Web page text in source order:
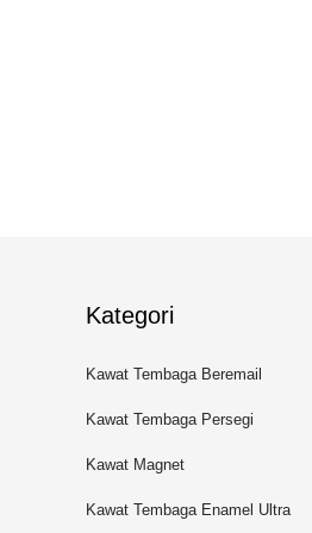
Kategori
Kawat Tembaga Beremail
Kawat Tembaga Persegi
Panjang
Kawat Magnet
Kawat Tembaga Enamel Ultra